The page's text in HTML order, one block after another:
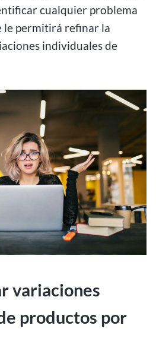
cualquier problema
le permitirá refinar la
individuales de
variaciones
productos por